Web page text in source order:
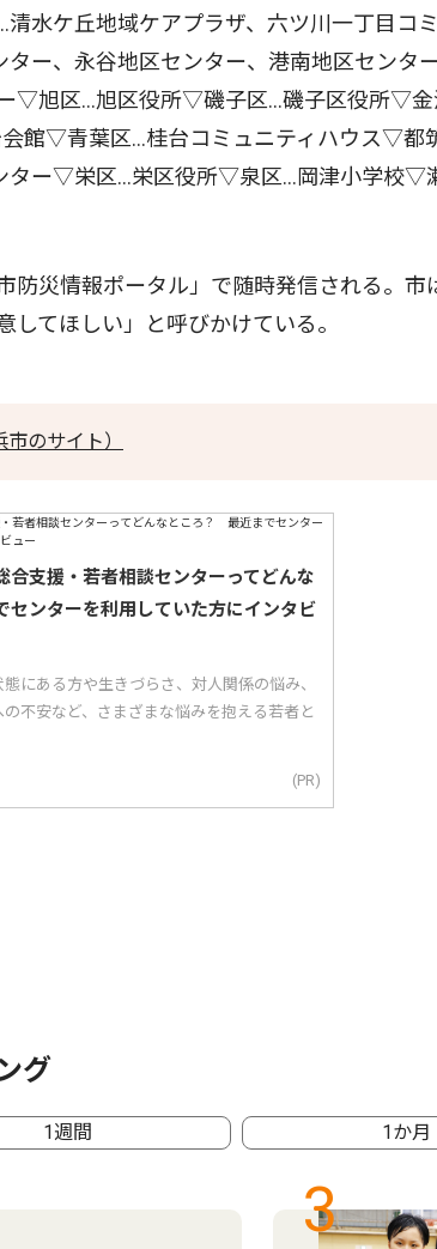
水ケ丘地域ケアプラザ、六ツ川一丁目コ
ー、永谷地区センター、港南地区センタ
▽旭区…旭区役所▽磯子区…磯子区役所▽
館▽青葉区…桂台コミュニティハウス▽都
ター▽栄区…栄区役所▽泉区…岡津小学校▽
災情報ポータル」で随時発信される。市
てほしい」と呼びかけている。
のサイト）
合支援・若者相談センターってどんな
ンターを利用していた方にインタビ
にある方や生きづらさ、対人関係の悩み、
不安など、さまざまな悩みを抱える若者と
(PR)
グ
1週間 1か月
3